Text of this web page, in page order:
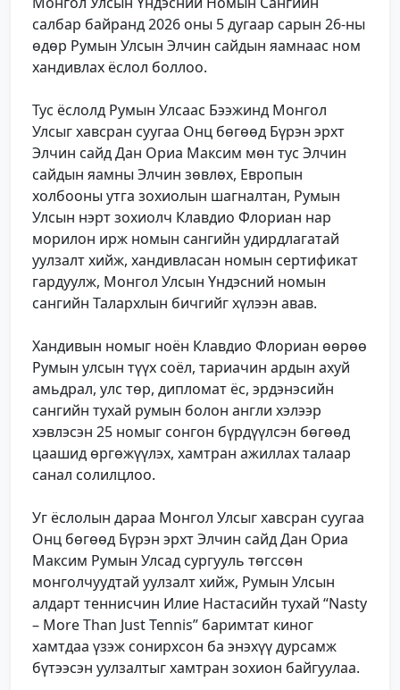
салбар байранд 2026 оны 5 дугаар сарын 26-ны
өдөр Румын Улсын Элчин сайдын яамнаас ном
хандивлах ёслол боллоо.
Тус ёслолд Румын Улсаас Бээжинд Монгол
Улсыг хавсран суугаа Онц бөгөөд Бүрэн эрхт
Элчин сайд Дан Ориа Максим мөн тус Элчин
сайдын яамны Элчин зөвлөх, Европын
холбооны утга зохиолын шагналтан, Румын
Улсын нэрт зохиолч Клавдио Флориан нар
морилон ирж номын сангийн удирдлагатай
уулзалт хийж, хандивласан номын сертификат
гардуулж, Монгол Улсын Үндэсний номын
сангийн Талархлын бичгийг хүлээн авав.
Хандивын номыг ноён Клавдио Флориан өөрөө
Румын улсын түүх соёл, тариачин ардын ахуй
амьдрал, улс төр, дипломат ёс, эрдэнэсийн
сангийн тухай румын болон англи хэлээр
хэвлэсэн 25 номыг сонгон бүрдүүлсэн бөгөөд
цаашид өргөжүүлэх, хамтран ажиллах талаар
санал солилцлоо.
Уг ёслолын дараа Монгол Улсыг хавсран суугаа
Онц бөгөөд Бүрэн эрхт Элчин сайд Дан Ориа
Максим Румын Улсад сургууль төгссөн
монголчуудтай уулзалт хийж, Румын Улсын
алдарт теннисчин Илие Настасийн тухай “Nasty
– More Than Just Tennis” баримтат киног
хамтдаа үзэж сонирхсон ба энэхүү дурсамж
бүтээсэн уулзалтыг хамтран зохион байгуулаа.